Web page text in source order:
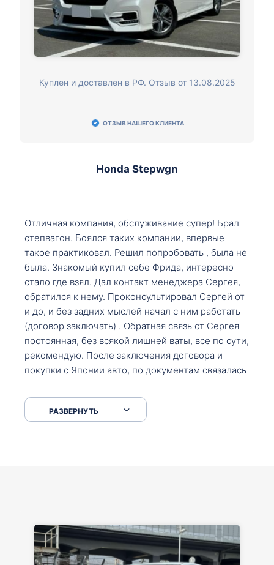
Куплен и доставлен в РФ. Отзыв от 13.08.2025
ОТЗЫВ НАШЕГО КЛИЕНТА
Honda Stepwgn
Отличная компания, обслуживание супер! Брал
степвагон. Боялся таких компании, впервые
такое практиковал. Решил попробовать , была не
была. Знакомый купил себе Фрида, интересно
стало где взял. Дал контакт менеджера Сергея,
обратился к нему. Проконсультировал Сергей от
и до, и без задних мыслей начал с ним работать
(договор заключать) . Обратная связь от Сергея
постоянная, без всякой лишней ваты, все по сути,
рекомендую. После заключения договора и
покупки с Японии авто, по документам связалась
что заполнить, куда зайти, образцы и т.д. После
приехал за авто. Меня тепло встретили Сергей с
РАЗВЕРНУТЬ